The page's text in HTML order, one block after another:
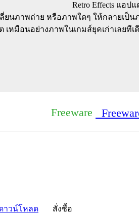
Retro Effects แอป
ยนภาพถ่าย หรือภาพใดๆ ให้กลายเป็น
เหมือนอย่างภาพในเกมส์ยุคเก่าเลยทีเ
Freeware
าวน์โหลด สั่งซื้อ